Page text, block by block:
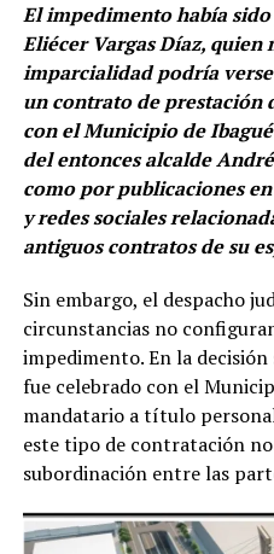
El impedimento había
Eliécer Vargas Díaz, quien
imparcialidad podría
un contrato de prestación
con el Municipio de
del entonces alcalde
como por publicaciones
y redes sociales
antiguos contratos de su
Sin embargo, el despacho
circunstancias no
impedimento. En la
fue celebrado con el
mandatario a título
este tipo de contratación
subordinación entre las